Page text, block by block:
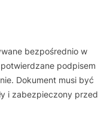
bezpośrednio w
podpisem
Dokument musi być
i zabezpieczony przed